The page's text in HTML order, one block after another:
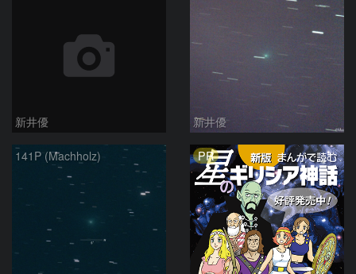
新井優 新井優
141P (Machholz) PR